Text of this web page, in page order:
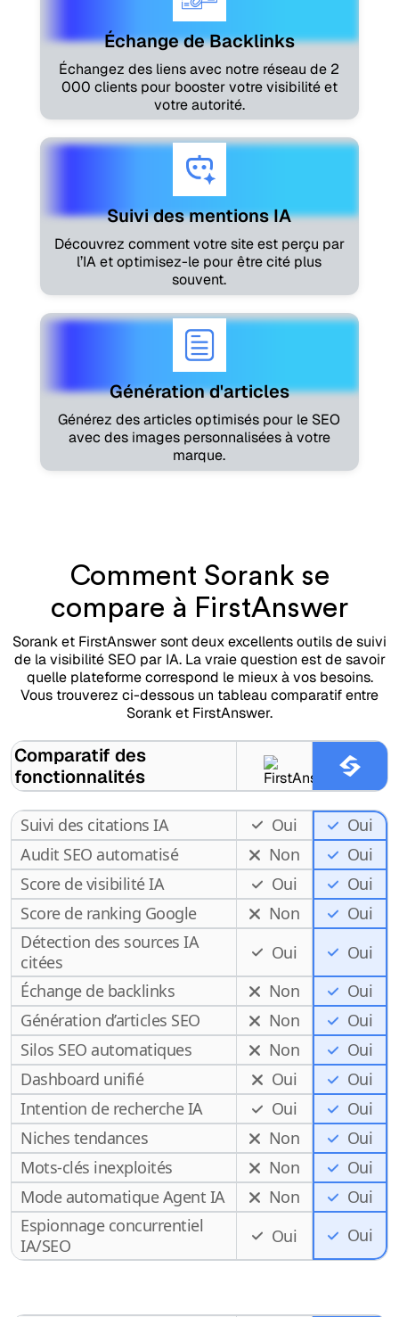
Échange de Backlinks
Échangez des liens avec notre réseau de 2
000 clients pour booster votre visibilité et
votre autorité.
Suivi des mentions IA
Découvrez comment votre site est perçu par
l’IA et optimisez-le pour être cité plus
souvent.
Génération d'articles
Générez des articles optimisés pour le SEO
avec des images personnalisées à votre
marque.
Comment Sorank se
compare à FirstAnswer
Sorank et FirstAnswer sont deux excellents outils de suivi
de la visibilité SEO par IA. La vraie question est de savoir
quelle plateforme correspond le mieux à vos besoins.
Vous trouverez ci-dessous un tableau comparatif entre
Sorank et FirstAnswer.
Comparatif des
fonctionnalités
Suivi des citations IA Oui
Oui
Audit SEO automatisé
Non
Oui
Score de visibilité IA
Oui
Oui
Score de ranking Google
Non
Oui
Détection des sources IA
citées
Oui
Oui
Échange de backlinks
Non
Oui
Génération d’articles SEO
Non
Oui
Silos SEO automatiques
Non
Oui
Dashboard unifié
Oui
Oui
Intention de recherche IA
Oui
Oui
Niches tendances
Non
Oui
Mots-clés inexploités
Non
Oui
Mode automatique Agent IA
Non
Oui
Espionnage concurrentiel
IA/SEO
Oui Oui